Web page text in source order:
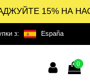
15% НА
з: España
0